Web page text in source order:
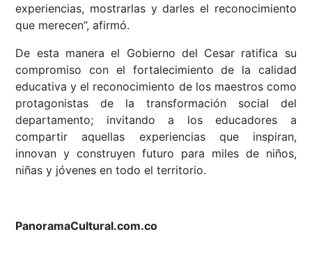
experiencias, mostrarlas y darles el reconocimiento
que merecen”, afirmó.
De esta manera el Gobierno del Cesar ratifica su
compromiso con el fortalecimiento de la calidad
educativa y el reconocimiento de los maestros como
protagonistas de la transformación social del
departamento; invitando a los educadores a
compartir aquellas experiencias que inspiran,
innovan y construyen futuro para miles de niños,
niñas y jóvenes en todo el territorio.
PanoramaCultural.com.co